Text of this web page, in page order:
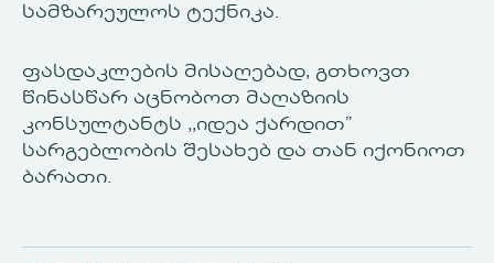
სამზარეულოს ტექნიკა.
ფასდაკლების მისაღებად, გთხოვთ
წინასწარ აცნობოთ მაღაზიის
კონსულტანტს ,,იდეა ქარდით”
სარგებლობის შესახებ და თან იქონიოთ
ბარათი.